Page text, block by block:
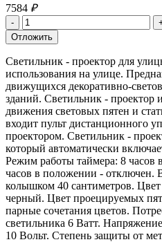
7584 ₽
Светильник - проектор для
использования на улице.
движущихся декоративно-
зданий. Светильник - проектор
движения световых пятен и
входит пульт дистанционного
проектором. Светильник -
который автоматически
Режим работы таймера: 8
часов в положении - отключен.
колышком 40 сантиметров.
черный. Цвет проецируемых
парные сочетания цветов.
светильника 6 Ватт.
10 Вольт. Степень защиты от